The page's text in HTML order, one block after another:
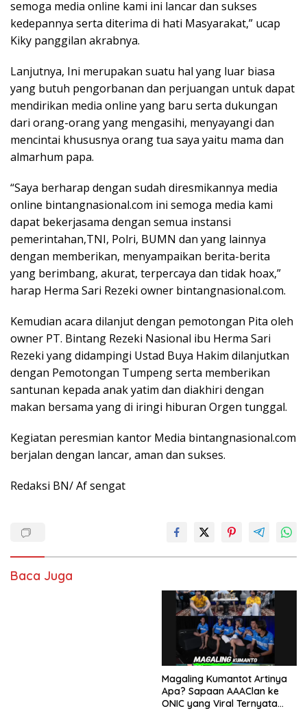
semoga media online kami ini lancar dan sukses
kedepannya serta diterima di hati Masyarakat,” ucap
Kiky panggilan akrabnya.
Lanjutnya, Ini merupakan suatu hal yang luar biasa
yang butuh pengorbanan dan perjuangan untuk dapat
mendirikan media online yang baru serta dukungan
dari orang-orang yang mengasihi, menyayangi dan
mencintai khususnya orang tua saya yaitu mama dan
almarhum papa.
“Saya berharap dengan sudah diresmikannya media
online bintangnasional.com ini semoga media kami
dapat bekerjasama dengan semua instansi
pemerintahan,TNI, Polri, BUMN dan yang lainnya
dengan memberikan, menyampaikan berita-berita
yang berimbang, akurat, terpercaya dan tidak hoax,”
harap Herma Sari Rezeki owner bintangnasional.com.
Kemudian acara dilanjut dengan pemotongan Pita oleh
owner PT. Bintang Rezeki Nasional ibu Herma Sari
Rezeki yang didampingi Ustad Buya Hakim dilanjutkan
dengan Pemotongan Tumpeng serta memberikan
santunan kepada anak yatim dan diakhiri dengan
makan bersama yang di iringi hiburan Orgen tunggal.
Kegiatan peresmian kantor Media bintangnasional.com
berjalan dengan lancar, aman dan sukses.
Redaksi BN/ Af sengat
Baca Juga
Magaling Kumantot Artinya
Apa? Sapaan AAAClan ke
ONIC yang Viral Ternyata